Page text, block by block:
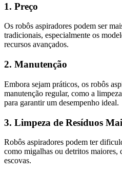
1. Preço
Os robôs aspiradores podem ser
tradicionais, especialmente os
recursos avançados.
2. Manutenção
Embora sejam práticos, os robôs
manutenção regular, como a
para garantir um desempenho ideal.
3. Limpeza de Resíduos
Robôs aspiradores podem ter
como migalhas ou detritos maiores,
escovas.